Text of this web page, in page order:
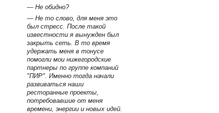
— Не обидно?
— Не то слово, для меня это
был стресс. После такой
известности я вынужден был
закрыть сеть. В то время
удержать меня в тонусе
помогли мои нижегородские
партнеры по группе компаний
"ПИР". Именно тогда начали
развиваться наши
ресторанные проекты,
потребовавшие от меня
времени, энергии и новых идей.